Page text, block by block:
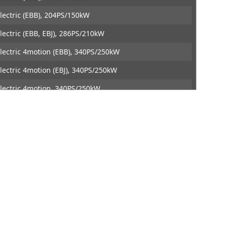
(EBB), 204PS/150kW
(EBB, EBJ), 286PS/210kW
4motion (EBB), 340PS/250kW
4motion (EBJ), 340PS/250kW
4motion, 340PS/250kW
DTE Systems